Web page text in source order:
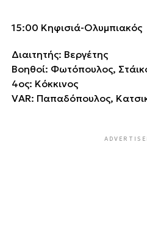
15:00 Κηφισιά-Ολυμπιακός
Διαιτητής: Βεργέτης
Βοηθοί: Φωτόπουλος,
4ος: Κόκκινος
VAR: Παπαδόπουλος,